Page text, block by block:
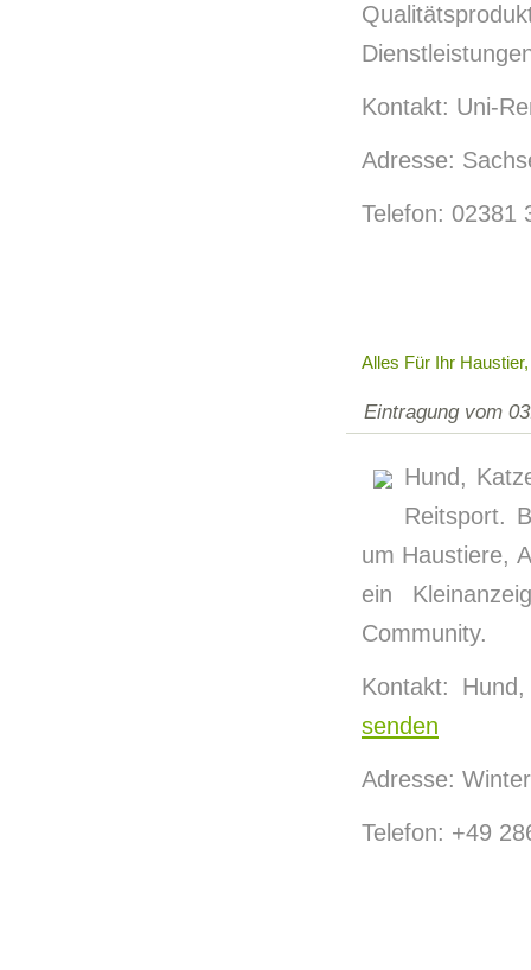
Kontakt: Uni-
Adresse:
Telefon: 02381
Alles Für Ihr
Eintragung vom
Hund,
Reitsport.
um Haustiere,
ein
Community.
Kontakt:
senden
Adresse:
Telefon: +49